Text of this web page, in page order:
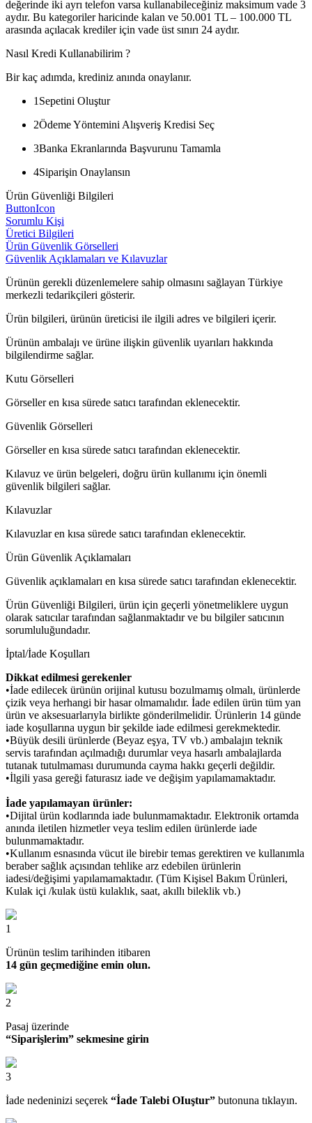
değerinde iki ayrı telefon varsa kullanabileceğiniz maksimum vade 3
aydır. Bu kategoriler haricinde kalan ve 50.001 TL – 100.000 TL
arasında açılacak krediler için vade üst sınırı 24 aydır.
Nasıl Kredi Kullanabilirim ?
Bir kaç adımda, krediniz anında onaylanır.
1 Sepetini Oluştur
2Ödeme Yöntemini Alışveriş Kredisi Seç
3Banka Ekranlarında Başvurunu Tamamla
4Siparişin Onaylansın
Ürün Güvenliği Bilgileri
ButtonIcon
Sorumlu Kişi
Üretici Bilgileri
Ürün Güvenlik Görselleri
Güvenlik Açıklamaları ve Kılavuzlar
Ürünün gerekli düzenlemelere sahip olmasını sağlayan Türkiye
merkezli tedarikçileri gösterir.
Ürün bilgileri, ürünün üreticisi ile ilgili adres ve bilgileri içerir.
Ürünün ambalajı ve ürüne ilişkin güvenlik uyarıları hakkında
bilgilendirme sağlar.
Kutu Görselleri
Görseller en kısa sürede satıcı tarafından eklenecektir.
Güvenlik Görselleri
Görseller en kısa sürede satıcı tarafından eklenecektir.
Kılavuz ve ürün belgeleri, doğru ürün kullanımı için önemli
güvenlik bilgileri sağlar.
Kılavuzlar
Kılavuzlar en kısa sürede satıcı tarafından eklenecektir.
Ürün Güvenlik Açıklamaları
Güvenlik açıklamaları en kısa sürede satıcı tarafından eklenecektir.
Ürün Güvenliği Bilgileri, ürün için geçerli yönetmeliklere uygun
olarak satıcılar tarafından sağlanmaktadır ve bu bilgiler satıcının
sorumluluğundadır.
İptal/İade Koşulları
Dikkat edilmesi gerekenler
•İade edilecek ürünün orijinal kutusu bozulmamış olmalı, ürünlerde
çizik veya herhangi bir hasar olmamalıdır. İade edilen ürün tüm yan
ürün ve aksesuarlarıyla birlikte gönderilmelidir. Ürünlerin 14 günde
iade koşullarına uygun bir şekilde iade edilmesi gerekmektedir.
•Büyük desili ürünlerde (Beyaz eşya, TV vb.) ambalajın teknik
servis tarafından açılmadığı durumlar veya hasarlı ambalajlarda
tutanak tutulmaması durumunda cayma hakkı geçerli değildir.
•İlgili yasa gereği faturasız iade ve değişim yapılamamaktadır.
İade yapılamayan ürünler:
•Dijital ürün kodlarında iade bulunmamaktadır. Elektronik ortamda
anında iletilen hizmetler veya teslim edilen ürünlerde iade
bulunmamaktadır.
•Kullanım esnasında vücut ile birebir temas gerektiren ve kullanımla
beraber sağlık açısından tehlike arz edebilen ürünlerin
iadesi/değişimi yapılamamaktadır. (Tüm Kişisel Bakım Ürünleri,
Kulak içi /kulak üstü kulaklık, saat, akıllı bileklik vb.)
1
Ürünün teslim tarihinden itibaren
14 gün geçmediğine emin olun.
2
Pasaj üzerinde
“Siparişlerim” sekmesine girin
3
İade nedeninizi seçerek “İade Talebi OIuştur” butonuna tıklayın.